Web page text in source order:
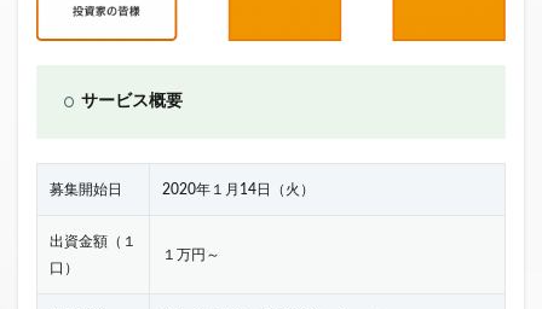
サービス概要
募集開始日 2020年１月14日（火）
出資金額（１
口）
１万円～